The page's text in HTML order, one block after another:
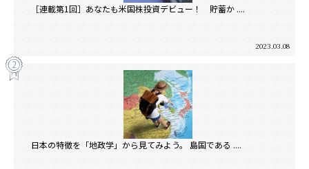
［連載第1回］あなたも米国株投資デビュー！ 貯蓄か ....
2023.03.08
日本の特徴を「地政学」から見てみよう。 島国である ....